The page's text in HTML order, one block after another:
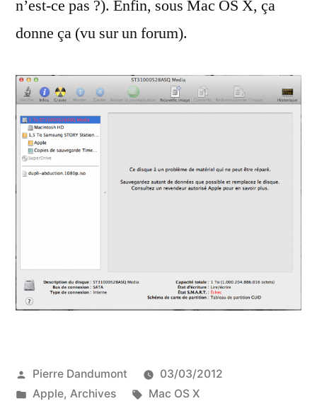
n’est-ce pas ?). Enfin, sous Mac OS X, ça
donne ça (vu sur un forum).
Publié
par
Pierre Dandumont
03/03/2012
Publié
Apple, Archives Étiquettes :
Mac OS X